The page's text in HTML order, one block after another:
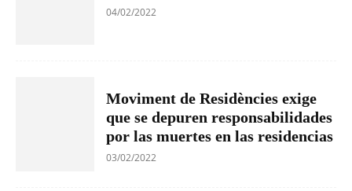
04/02/2022
Moviment de Residències exige
que se depuren responsabilidades
por las muertes en las residencias
03/02/2022